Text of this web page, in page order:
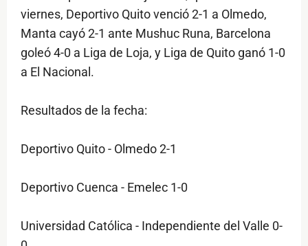
viernes, Deportivo Quito venció 2-1 a Olmedo,
Manta cayó 2-1 ante Mushuc Runa, Barcelona
goleó 4-0 a Liga de Loja, y Liga de Quito ganó 1-0
a El Nacional.
Resultados de la fecha:
Deportivo Quito - Olmedo 2-1
Deportivo Cuenca - Emelec 1-0
Universidad Católica - Independiente del Valle 0-